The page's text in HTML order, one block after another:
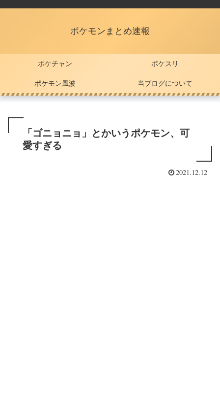
ポケモンまとめ速報
ポケチャン ポケスリ
ポケモン風波 当ブログについて
「ゴニョニョ」とかいうポケモン、可
愛すぎる
2021.12.12